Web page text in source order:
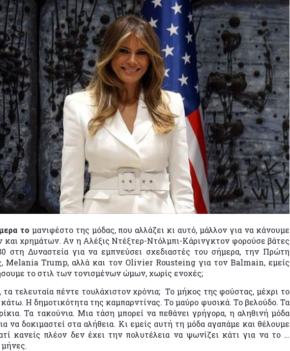
το μανιφέστο της μόδας, που αλλάζει κι αυτό, μάλλον για να κάνουμε
και χρημάτων. Αν η Αλέξις Ντέξτερ-Ντόλμπι-Κάρινγκτον φορούσε βάτες
στη Δυναστεία για να εμπνεύσει σχεδιαστές του σήμερα, την Πρώτη
Melania Trump, αλλά και τον Olivier Rousteing για τον Balmain, εμείς
το στιλ των τονισμένων ώμων, χωρίς ενοχές;
τα τελευταία πέντε τουλάχιστον χρόνια; Το μήκος της φούστας, μέχρι το
κάτω. Η δημοτικότητα της καμπαρντίνας. Το μαύρο φυσικά. Το βελούδο. Τα
Τα τακούνια. Μια τάση μπορεί να πεθάνει γρήγορα, η αληθινή μόδα
να δοκιμαστεί στα αλήθεια. Κι εμείς αυτή τη μόδα αγαπάμε και θέλουμε
κανείς πλέον δεν έχει την πολυτέλεια να ψωνίζει κάτι για να το …
μήνες.